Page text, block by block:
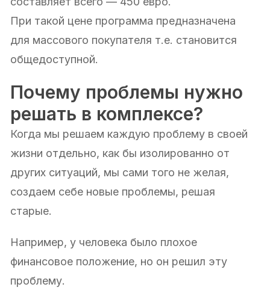
При такой цене программа предназначена
для массового покупателя т.е. становится
общедоступной.
Почему проблемы нужно
решать в комплексе?
Когда мы решаем каждую проблему в своей
жизни отдельно, как бы изолированно от
других ситуаций, мы сами того не желая,
создаем себе новые проблемы, решая
старые.
Например, у человека было плохое
финансовое положение, но он решил эту
проблему.